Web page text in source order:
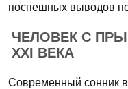
поспешных выводов
ЧЕЛОВЕК С
XXI ВЕКА
Современный сонник